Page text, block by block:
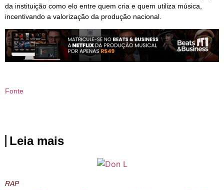
da instituição como elo entre quem cria e quem utiliza música,
incentivando a valorização da produção nacional.
Fonte
Leia mais
RAP